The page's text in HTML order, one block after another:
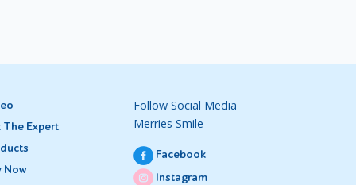
The Expert
Now
Follow Social Media
Merries Smile
Facebook
Instagram